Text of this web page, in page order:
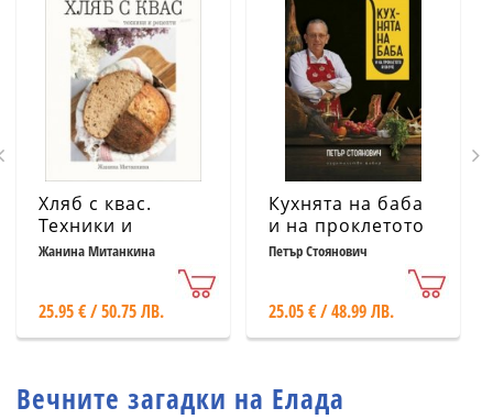
Хляб с квас.
Техники и
рецепти
Жанина Митанкина
25.95 € / 50.75 ЛВ.
Кухнята на баба
и на проклетото
й внуче
Петър Стоянович
25.05 € / 48.99 ЛВ.
Вечните загадки на Елада